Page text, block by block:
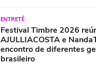
ENTRETÊ
Festival Timbre 2026
AJULLIACOSTA e
encontro de diferentes
brasileiro